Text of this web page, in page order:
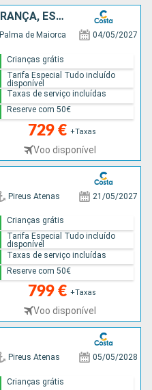
ILHAS BALEARES, ITÁLIA, FRANÇA, ESPANHA
Palma de Maiorca 04/05/2027
729 € +Taxas
Voo disponível
Crianças grátis
Tarifa Especial Tudo incluído
disponível
Taxas de serviço incluídas
Reserve com 50€
Pireus Atenas 21/05/2027
799 € +Taxas
Voo disponível
Crianças grátis
Tarifa Especial Tudo incluído
disponível
Taxas de serviço incluídas
Reserve com 50€
Pireus Atenas 05/05/2028
Crianças grátis